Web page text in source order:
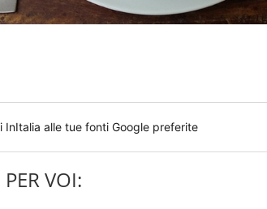
InItalia alle tue fonti Google preferite
PER VOI: